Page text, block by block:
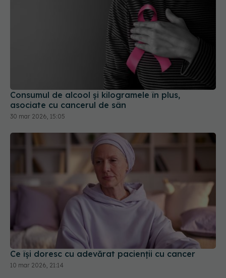
Consumul de alcool și kilogramele în plus,
asociate cu cancerul de sân
30 mar 2026, 15:05
Ce își doresc cu adevărat pacienții cu cancer
10 mar 2026, 21:14